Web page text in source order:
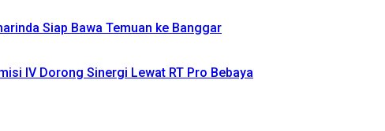
Siap Bawa Temuan ke Banggar
IV Dorong Sinergi Lewat RT Pro Bebaya